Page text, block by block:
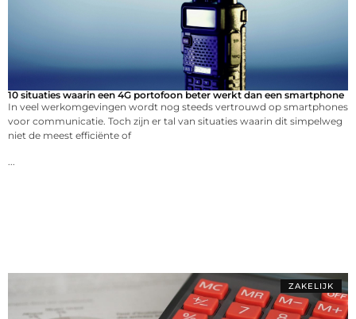
10 situaties waarin een 4G portofoon beter werkt dan een smartphone
In veel werkomgevingen wordt nog steeds vertrouwd op smartphones
voor communicatie. Toch zijn er tal van situaties waarin dit simpelweg
niet de meest efficiënte of
ZAKELIJK